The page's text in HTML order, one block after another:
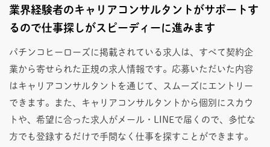
業界経験者のキャリアコンサルタントがサポートす
るので仕事探しがスピーディーに進みます
パチンコヒーローズに掲載されている求人は、すべて契約企
業から寄せられた正規の求人情報です。応募いただいた内容
はキャリアコンサルタントを通じて、スムーズにエントリー
できます。また、キャリアコンサルタントから個別にスカウ
トや、希望に合った求人がメール・LINEで届くので、多忙な
方でも登録するだけで手間なく仕事を探すことができます。